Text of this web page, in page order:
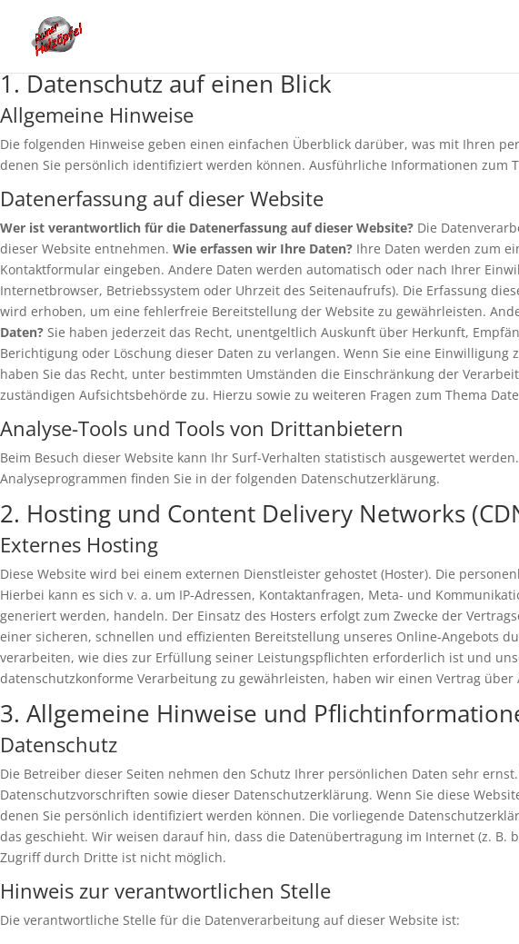
1. Datenschutz auf einen Blick
Allgemeine Hinweise
Die folgenden Hinweise geben einen einfachen Überblick darüber, was mit Ihren
denen Sie persönlich identifiziert werden können. Ausführliche Informationen
Datenerfassung auf dieser Website
Wer ist verantwortlich für die Datenerfassung auf dieser Website? Die
dieser Website entnehmen. Wie erfassen wir Ihre Daten? Ihre Daten werden zum
Kontaktformular eingeben. Andere Daten werden automatisch oder nach Ihrer
Internetbrowser, Betriebssystem oder Uhrzeit des Seitenaufrufs). Die Erfassung
wird erhoben, um eine fehlerfreie Bereitstellung der Website zu gewährleisten.
Daten? Sie haben jederzeit das Recht, unentgeltlich Auskunft über Herkunft,
Berichtigung oder Löschung dieser Daten zu verlangen. Wenn Sie eine
haben Sie das Recht, unter bestimmten Umständen die Einschränkung der
zuständigen Aufsichtsbehörde zu. Hierzu sowie zu weiteren Fragen zum Thema
Analyse-Tools und Tools von Dritt­anbietern
Beim Besuch dieser Website kann Ihr Surf-Verhalten statistisch ausgewertet
Analyseprogrammen finden Sie in der folgenden Datenschutzerklärung.
2. Hosting und Content Delivery Networks
Externes Hosting
Diese Website wird bei einem externen Dienstleister gehostet (Hoster). Die
Hierbei kann es sich v. a. um IP-Adressen, Kontaktanfragen, Meta- und
generiert werden, handeln. Der Einsatz des Hosters erfolgt zum Zwecke der
einer sicheren, schnellen und effizienten Bereitstellung unseres Online-Angebots
verarbeiten, wie dies zur Erfüllung seiner Leistungspflichten erforderlich ist und
datenschutzkonforme Verarbeitung zu gewährleisten, haben wir einen Vertrag
3. Allgemeine Hinweise und
Datenschutz
Die Betreiber dieser Seiten nehmen den Schutz Ihrer persönlichen Daten sehr
Datenschutzvorschriften sowie dieser Datenschutzerklärung. Wenn Sie diese
denen Sie persönlich identifiziert werden können. Die vorliegende
das geschieht. Wir weisen darauf hin, dass die Datenübertragung im Internet (z.
Zugriff durch Dritte ist nicht möglich.
Hinweis zur verantwortlichen Stelle
Die verantwortliche Stelle für die Datenverarbeitung auf dieser Website ist: